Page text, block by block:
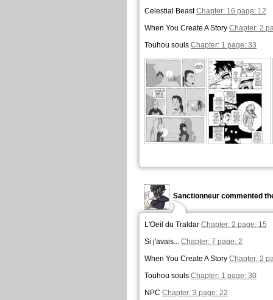
Celestial BeastChapter: 16 page: 12
When You Create A Story Chapter: 2
Touhou souls Chapter: 1 page: 33
Sanctionneur commented
L'Oeil du Traldar Chapter: 2 page: 15
Si j'avais... Chapter: 7 page: 2
When You Create A Story Chapter: 2
Touhou souls Chapter: 1 page: 30
NPC Chapter: 3 page: 22